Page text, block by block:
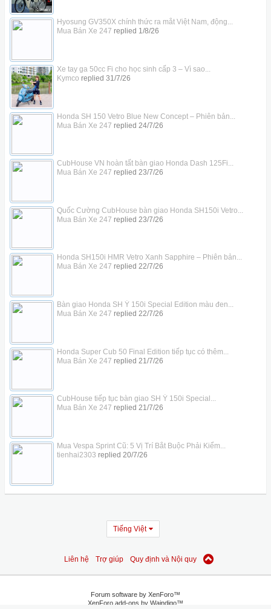
Hyosung GV350X chính thức ra mắt Việt Nam, động...
Mua Bán Xe 247 replied 1/8/26
Xe tay ga 50cc Fi cho học sinh cấp 3 – Vì sao...
Kymco replied 31/7/26
Honda SH 150 Vetro Blue New Concept – Phiên bản...
Mua Bán Xe 247 replied 24/7/26
CubHouse VN hoàn tất bàn giao Honda Dash 125Fi...
Mua Bán Xe 247 replied 23/7/26
Quốc Cường CubHouse bàn giao Honda SH150i Vetro...
Mua Bán Xe 247 replied 23/7/26
Honda SH150i HMR Vetro Xanh Sapphire – Phiên bản...
Mua Bán Xe 247 replied 22/7/26
Bàn giao Honda SH Ý 150i Special Edition màu đen...
Mua Bán Xe 247 replied 22/7/26
Honda Super Cub 50 Final Edition tiếp tục có thêm...
Mua Bán Xe 247 replied 21/7/26
CubHouse tiếp tục bàn giao SH Ý 150i Special...
Mua Bán Xe 247 replied 21/7/26
Mua Vespa Sprint Cũ: 5 Vị Trí Bắt Buộc Phải Kiểm...
tienhai2303 replied 20/7/26
Tiếng Việt
Liên hệ Trợ giúp Quy định và Nội quy
Forum software by XenForo™
XenForo add-ons by Waindigo™